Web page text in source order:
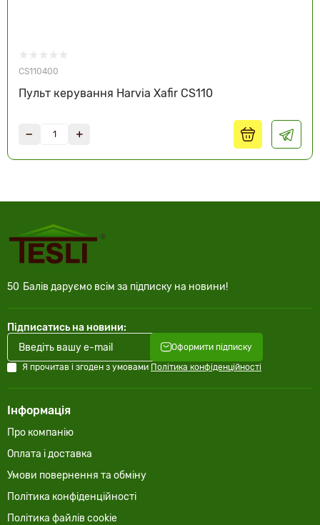
CS110400
Пульт керування Harvia Xafir CS110
50 Балів даруємо всім за підписку на новини!
Підписатись на новини:
Оформити підписку
Я прочитав і згоден з умовами Політика конфіденційності
Інформація
Про компанію
Оплата і доставка
Умови повернення та обміну
Політика конфіденційності
Політика файлів cookie